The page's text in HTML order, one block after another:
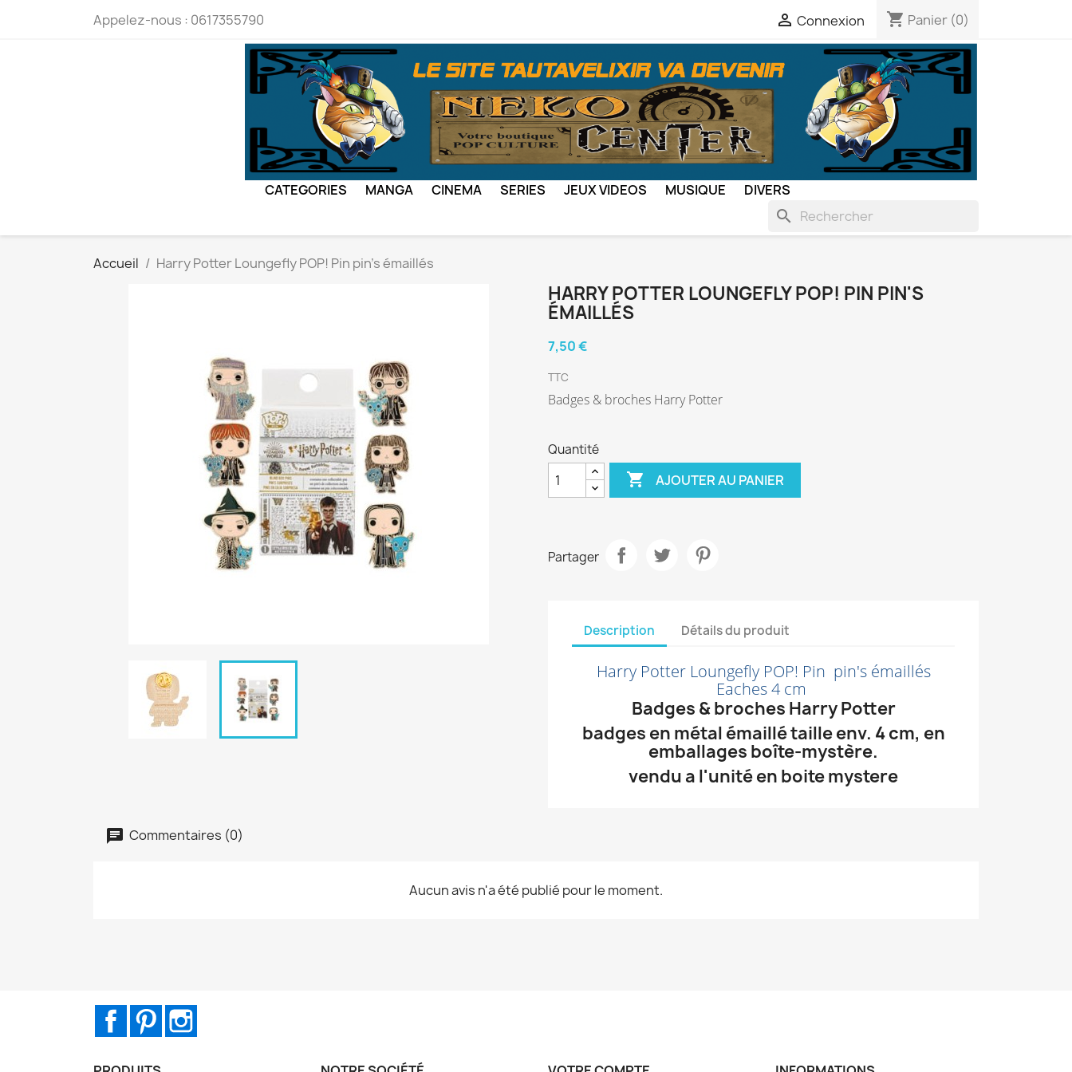
Appelez-nous : 0617355790  Connexion shopping_cart Panier (0)
CATEGORIES MANGA CINEMA SERIES JEUX VIDEOS MUSIQUE DIVERS
search
Accueil Harry Potter Loungefly POP! Pin pin's émaillés
HARRY POTTER LOUNGEFLY POP! PIN PIN'S
ÉMAILLÉS
7,50 €
TTC
Badges & broches Harry Potter
Quantité
 AJOUTER AU PANIER
Partager
Description Détails du produit
Harry Potter Loungefly POP! Pin pin's émaillés
Eaches 4 cm
Badges & broches Harry Potter
badges en métal émaillé taille env. 4 cm, en
emballages boîte-mystère.
vendu a l'unité en boite mystere
Commentaires (0)
Aucun avis n'a été publié pour le moment.
FacebookPinterest